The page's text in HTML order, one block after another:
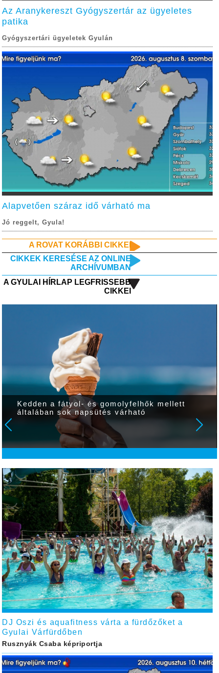
Az Aranykereszt Gyógyszertár az ügyeletes
patika
Gyógyszertári ügyeletek Gyulán
Alapvetően száraz idő várható ma
Jó reggelt, Gyula!
A ROVAT KORÁBBI CIKKEI
CIKKEK KERESÉSE AZ ONLINE
ARCHÍVUMBAN
A GYULAI HÍRLAP LEGFRISSEBB
CIKKEI
Kedden a fátyol- és gomolyfelhők mellett
általában sok napsütés várható
DJ Oszi és aquafitness várta a fürdőzőket a
Gyulai Várfürdőben
Rusznyák Csaba képriportja